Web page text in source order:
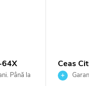
64X
Până la
Ceas